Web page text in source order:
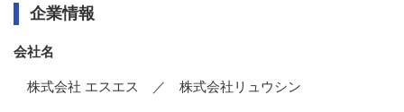
企業情報
会社名
株式会社 エスエス ／ 株式会社リュウシン